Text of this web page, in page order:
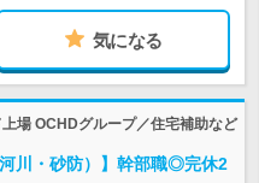
気になる
場 OCHDグループ／住宅補助など
川・砂防）】幹部職◎完休2